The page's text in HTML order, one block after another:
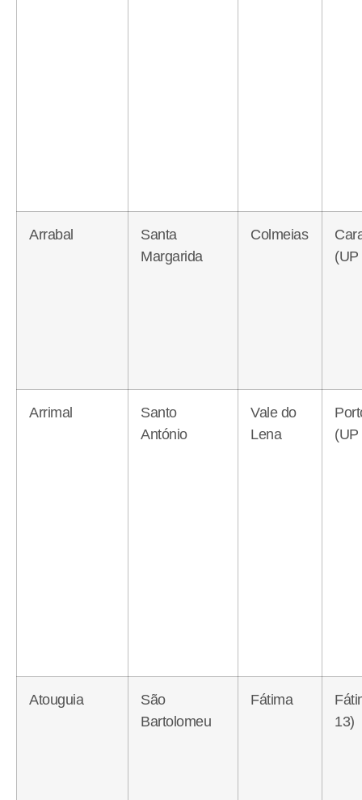
Arrabal
Santa
Margarida
Colmeias
(UP
Arrimal
Santo
António
Vale do
Lena
(UP
Atouguia
São
Bartolomeu
Fátima
13)